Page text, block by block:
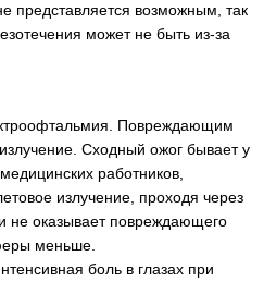
представляется возможным, так
может не быть из-за
Повреждающим
Сходный ожог бывает у
работников,
излучение, проходя через
не оказывает повреждающего
меньше.
боль в глазах при